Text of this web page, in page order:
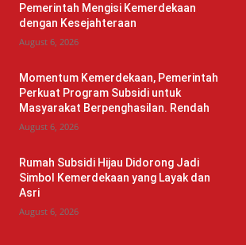
Pemerintah Mengisi Kemerdekaan
dengan Kesejahteraan
August 6, 2026
Momentum Kemerdekaan, Pemerintah
Perkuat Program Subsidi untuk
Masyarakat Berpenghasilan. Rendah
August 6, 2026
Rumah Subsidi Hijau Didorong Jadi
Simbol Kemerdekaan yang Layak dan
Asri
August 6, 2026